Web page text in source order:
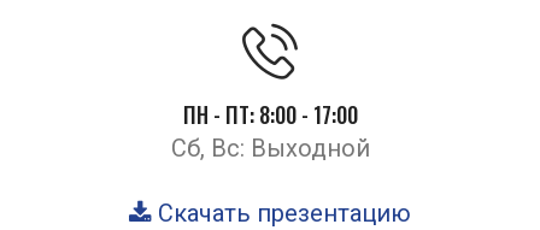
ПН - ПТ: 8:00 - 17:00
Сб, Вс: Выходной
Скачать презентацию